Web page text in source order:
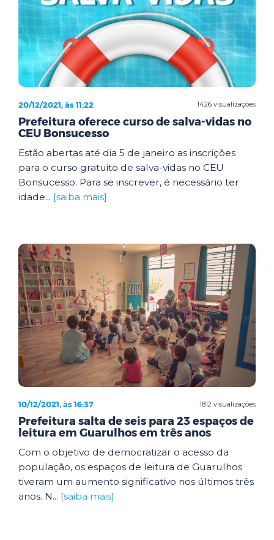
1426 visualizações
20/12/2021, às 11:22
Prefeitura oferece curso de salva-vidas no
CEU Bonsucesso
Estão abertas até dia 5 de janeiro as inscrições
para o curso gratuito de salva-vidas no CEU
Bonsucesso. Para se inscrever, é necessário ter
idade... [saiba mais]
1812 visualizações
10/12/2021, às 16:37
Prefeitura salta de seis para 23 espaços de
leitura em Guarulhos em três anos
Com o objetivo de democratizar o acesso da
população, os espaços de leitura de Guarulhos
tiveram um aumento significativo nos últimos três
anos. N... [saiba mais]